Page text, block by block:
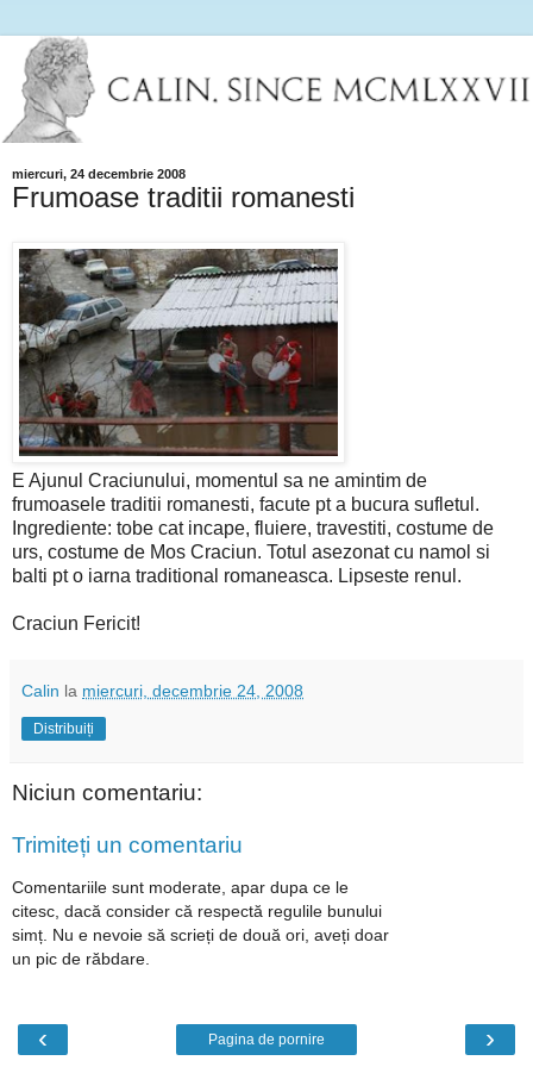
miercuri, 24 decembrie 2008
Frumoase traditii romanesti
E Ajunul Craciunului, momentul sa ne amintim de
frumoasele traditii romanesti, facute pt a bucura sufletul.
Ingrediente: tobe cat incape, fluiere, travestiti, costume de
urs, costume de Mos Craciun. Totul asezonat cu namol si
balti pt o iarna traditional romaneasca. Lipseste renul.
Craciun Fericit!
Calin la miercuri, decembrie 24, 2008
Distribuiți
Niciun comentariu:
Trimiteți un comentariu
Comentariile sunt moderate, apar dupa ce le
citesc, dacă consider că respectă regulile bunului
simț. Nu e nevoie să scrieți de două ori, aveți doar
un pic de răbdare.
‹ ›
Pagina de pornire